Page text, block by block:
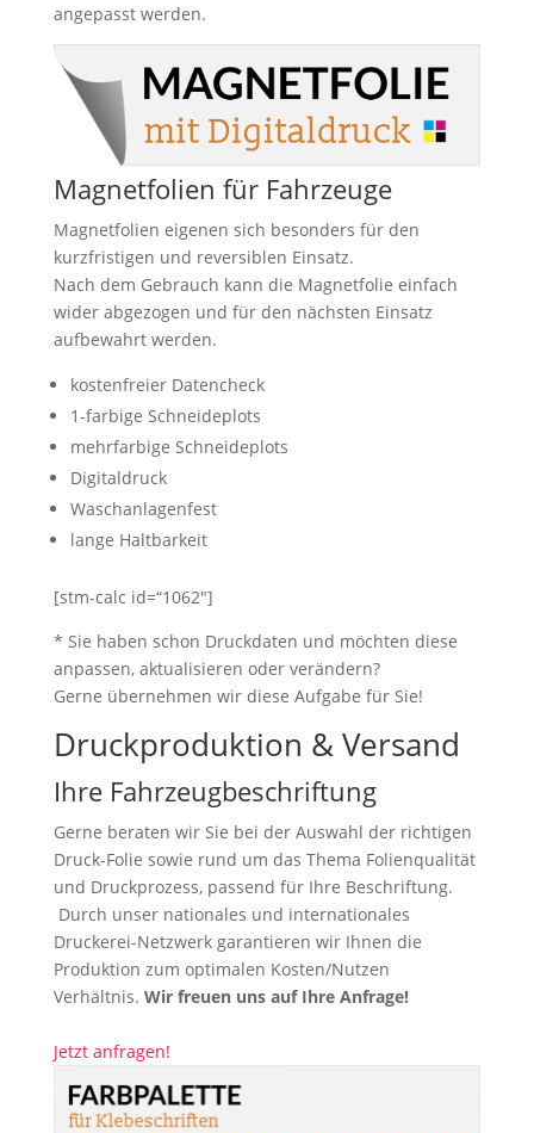
angepasst werden.
Magnetfolien für Fahrzeuge
Magnetfolien eigenen sich besonders für den
kurzfristigen und reversiblen Einsatz.
Nach dem Gebrauch kann die Magnetfolie einfach
wider abgezogen und für den nächsten Einsatz
aufbewahrt werden.
kostenfreier Datencheck
1-farbige Schneideplots
mehrfarbige Schneideplots
Digitaldruck
Waschanlagenfest
lange Haltbarkeit
[stm-calc id=“1062″]
* Sie haben schon Druckdaten und möchten diese
anpassen, aktualisieren oder verändern?
Gerne übernehmen wir diese Aufgabe für Sie!
Druckproduktion & Versand
Ihre Fahrzeugbeschriftung
Gerne beraten wir Sie bei der Auswahl der richtigen
Druck-Folie sowie rund um das Thema Folienqualität
und Druckprozess, passend für Ihre Beschriftung.
Durch unser nationales und internationales
Druckerei-Netzwerk garantieren wir Ihnen die
Produktion zum optimalen Kosten/Nutzen
Verhältnis. Wir freuen uns auf Ihre Anfrage!
Jetzt anfragen!